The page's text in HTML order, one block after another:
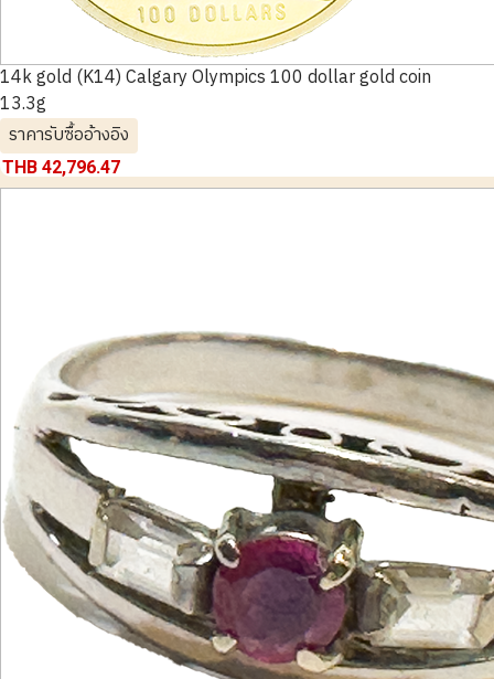
14k gold (K14) Calgary Olympics 100 dollar gold coin
13.3g
ราคารับซื้ออ้างอิง
THB 42,796.47